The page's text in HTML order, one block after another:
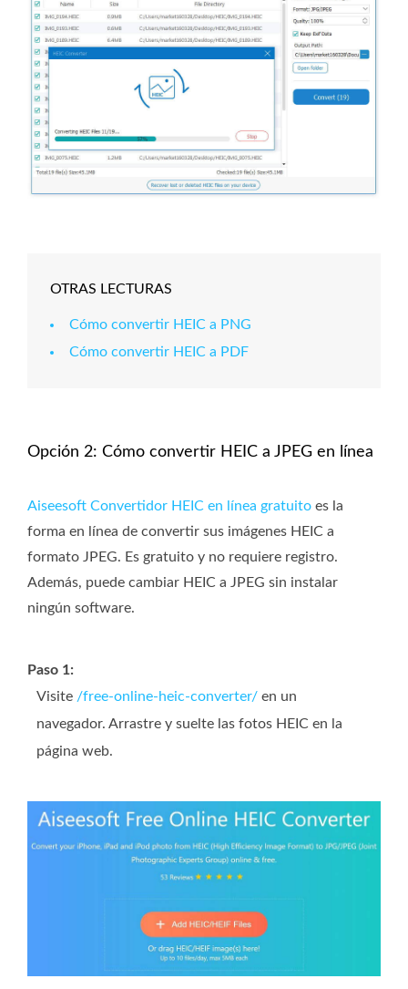
OTRAS LECTURAS
Cómo convertir HEIC a PNG
Cómo convertir HEIC a PDF
Opción 2: Cómo convertir HEIC a JPEG en línea
Aiseesoft Convertidor HEIC en línea gratuito es la
forma en línea de convertir sus imágenes HEIC a
formato JPEG. Es gratuito y no requiere registro.
Además, puede cambiar HEIC a JPEG sin instalar
ningún software.
Paso 1:
Visite /free-online-heic-converter/ en un
navegador. Arrastre y suelte las fotos HEIC en la
página web.